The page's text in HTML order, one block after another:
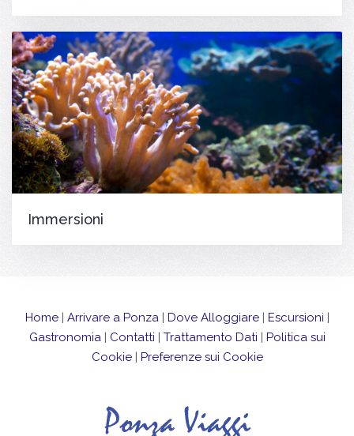
Immersioni
Home| Arrivare a Ponza| Dove Alloggiare| Escursioni
Gastronomia| Contatti Trattamento Dati
Politica sui
Cookie| Preferenze sui Cookie